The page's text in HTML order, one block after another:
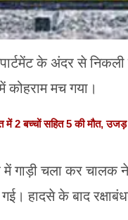
के अंदर से
कोहराम मच गया।
2 बच्चों सहित 5 की मौत, उजड़
गाड़ी चला कर चालक
हादसे के बाद